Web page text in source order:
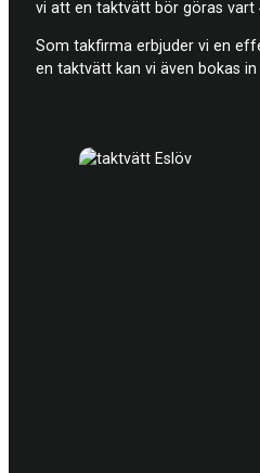
vi att en taktvätt bör göras vart
Som takfirma erbjuder vi en
en taktvätt kan vi även bokas